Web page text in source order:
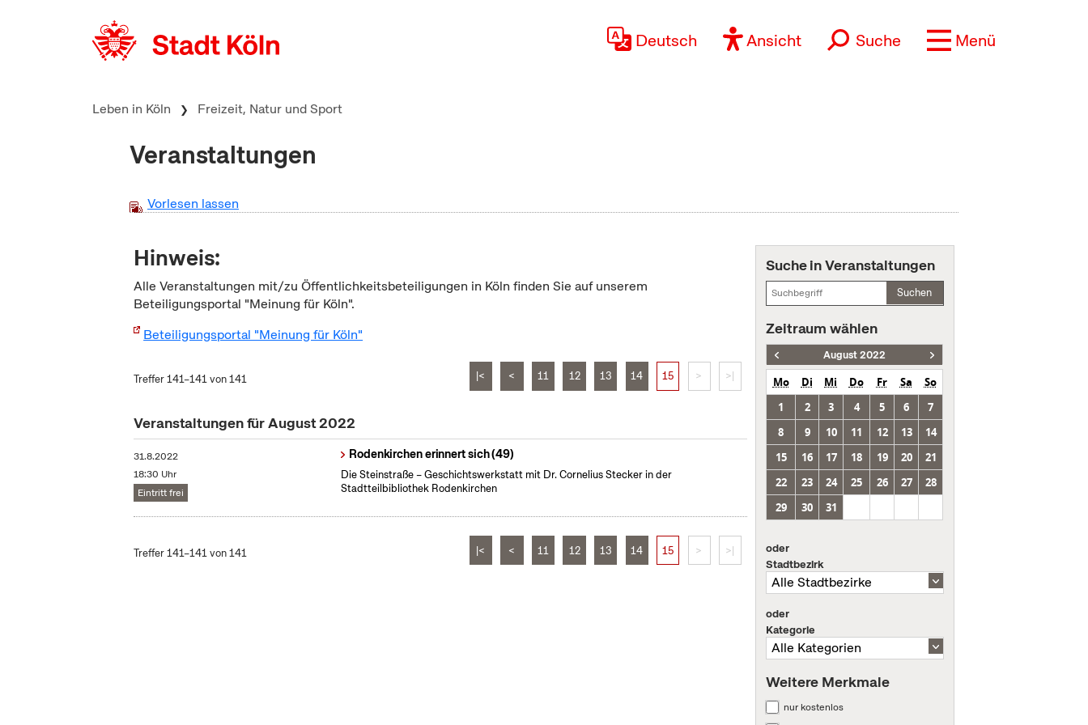
Deutsch Ansicht Suche Menü
Leben in Köln Freizeit, Natur und Sport
Veranstaltungen
Vorlesen lassen
Hinweis:
Alle Veranstaltungen mit/zu Öffentlichkeitsbeteiligungen in Köln finden Sie auf unserem
Beteiligungsportal "Meinung für Köln".
Beteiligungsportal "Meinung für Köln"
Treffer 141–141 von 141 |< < 11 12 13 14 15 > >|
Veranstaltungen für August 2022
31.8.2022
18:30 Uhr
Eintritt frei
Rodenkirchen erinnert sich (49)
Die Steinstraße – Geschichtswerkstatt mit Dr. Cornelius Stecker in der
Stadtteilbibliothek Rodenkirchen
Treffer 141–141 von 141 |< < 11 12 13 14 15 > >|
Suche in Veranstaltungen
Suchen
Zeitraum wählen
August 2022
Mo Di Mi Do Fr Sa
So
1
2 3 4 5 6
7
8
9 10 11 12 13
14
15
16 17 18 19 20
21
22
23 24 25 26 27
28
29
30 31
oder
Stadtbezirk
oder
Kategorie
Weitere Merkmale
nur kostenlos